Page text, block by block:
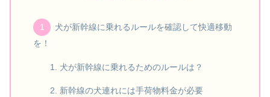
犬が新幹線に乗れるルールを確認して快適移動
を！
犬が新幹線に乗れるためのルールは？
新幹線の犬連れには手荷物料金が必要